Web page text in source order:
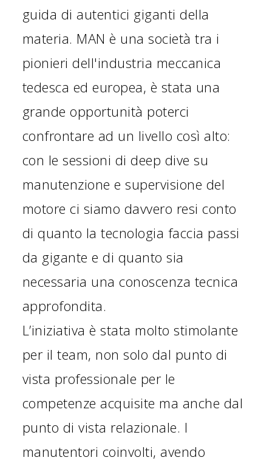
guida di autentici giganti della
materia. MAN è una società tra i
pionieri dell'industria meccanica
tedesca ed europea, è stata una
grande opportunità poterci
confrontare ad un livello così alto:
con le sessioni di deep dive su
manutenzione e supervisione del
motore ci siamo davvero resi conto
di quanto la tecnologia faccia passi
da gigante e di quanto sia
necessaria una conoscenza tecnica
approfondita.
L’iniziativa è stata molto stimolante
per il team, non solo dal punto di
vista professionale per le
competenze acquisite ma anche dal
punto di vista relazionale. I
manutentori coinvolti, avendo